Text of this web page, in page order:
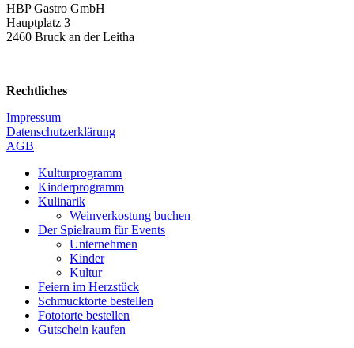
HBP Gastro GmbH
Hauptplatz 3
2460 Bruck an der Leitha
Rechtliches
Impressum
Datenschutzerklärung
AGB
Kulturprogramm
Kinderprogramm
Kulinarik
Weinverkostung buchen
Der Spielraum für Events
Unternehmen
Kinder
Kultur
Feiern im Herzstück
Schmucktorte bestellen
Fototorte bestellen
Gutschein kaufen